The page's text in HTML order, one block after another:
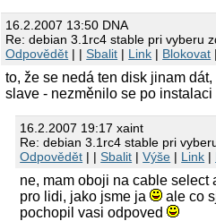
16.2.2007 13:50 DNA
Re: debian 3.1rc4 stable pri vyberu
Odpovědět | |Sbalit | Link | Blokovat
to, že se nedá ten disk jinam
slave - nezměnilo se po
16.2.2007 19:17 xaint
Re: debian 3.1rc4 stable pri
Odpovědět | |Sbalit |Výše | Link |
ne, mam oboji na cable select
pro lidi, jako jsme ja
ale co
pochopil vasi odpoved